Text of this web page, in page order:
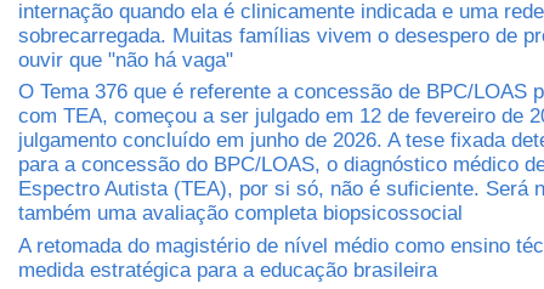
internação quando ela é clinicamente indicada e uma rede
sobrecarregada. Muitas famílias vivem o desespero de
ouvir que "não há vaga"
O Tema 376 que é referente a concessão de BPC/LOAS
com TEA, começou a ser julgado em 12 de fevereiro de
julgamento concluído em junho de 2026. A tese fixada
para a concessão do BPC/LOAS, o diagnóstico médico
Espectro Autista (TEA), por si só, não é suficiente. Será
também uma avaliação completa biopsicossocial
A retomada do magistério de nível médio como ensino
medida estratégica para a educação brasileira